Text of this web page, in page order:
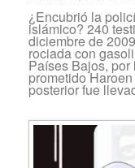
¿Encubrió la
islámico? 240
diciembre de
rociada con
Países Bajos,
prometido
posterior fue